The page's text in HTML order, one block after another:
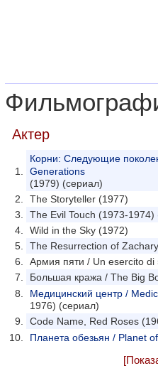
Актер
Корни: Следующие
Generations
(1979) (сериал)
The Storyteller (1977)
The Evil Touch (1973-1974)
Wild in the Sky (1972)
The Resurrection of
Армия пяти / Un esercito di
Большая кража / The Big
Медицинский центр /
1976) (сериал)
Code Name, Red Roses
Планета обезьян / Planet